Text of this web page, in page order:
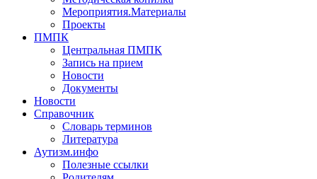
Мероприятия.Материалы
Проекты
ПМПК
Центральная ПМПК
Запись на прием
Новости
Документы
Новости
Справочник
Словарь терминов
Литература
Аутизм.инфо
Полезные ссылки